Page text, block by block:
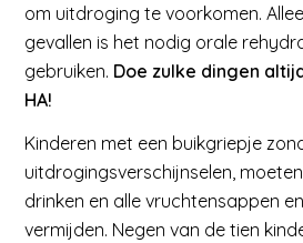
om uitdroging te voorkomen.
gevallen is het nodig orale
gebruiken. Doe zulke dingen
HA!
Kinderen met een buikgriepje
uitdrogingsverschijnselen,
drinken en alle vruchtensappen
vermijden. Negen van de tien